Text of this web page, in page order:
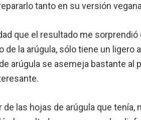
tanto en su versión
que el resultado me
de la arúgula, sólo tiene un ligero
arúgula se asemeja bastante al
de las hojas de arúgula que